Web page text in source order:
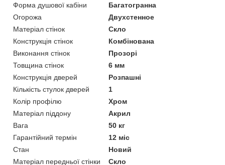
Форма душової кабіни
Багатогранна
Огорожа
Двухстенное
Матеріал стінок
Скло
Конструкція стінок
Комбінована
Виконання стінок
Прозорі
Товщина стінок
6 мм
Конструкція дверей
Розпашні
Кількість стулок дверей
1
Колір профілю
Хром
Матеріал піддону
Акрил
Вага
50 кг
Гарантійний термін
12 міс
Стан
Новий
Матеріал передньої стінки
Скло